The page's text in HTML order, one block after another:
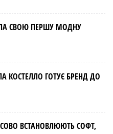
СВОЮ ПЕРШУ МОДНУ
КОСТЕЛЛО ГОТУЄ БРЕНД ДО
ВСТАНОВЛЮЮТЬ СОФТ,